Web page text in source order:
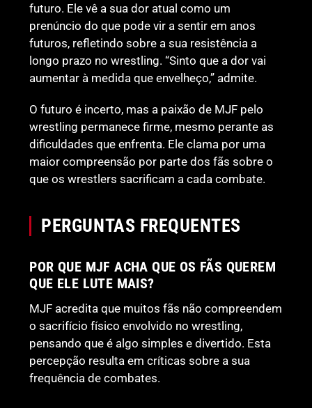
futuro. Ele vê a sua dor atual como um
prenúncio do que pode vir a sentir em anos
futuros, refletindo sobre a sua resistência a
longo prazo no wrestling. “Sinto que a dor vai
aumentar à medida que envelheço,” admite.
O futuro é incerto, mas a paixão de MJF pelo
wrestling permanece firme, mesmo perante as
dificuldades que enfrenta. Ele clama por uma
maior compreensão por parte dos fãs sobre o
que os wrestlers sacrificam a cada combate.
PERGUNTAS FREQUENTES
POR QUE MJF ACHA QUE OS FÃS QUEREM
QUE ELE LUTE MAIS?
MJF acredita que muitos fãs não compreendem
o sacrifício físico envolvido no wrestling,
pensando que é algo simples e divertido. Esta
percepção resulta em críticas sobre a sua
frequência de combates.